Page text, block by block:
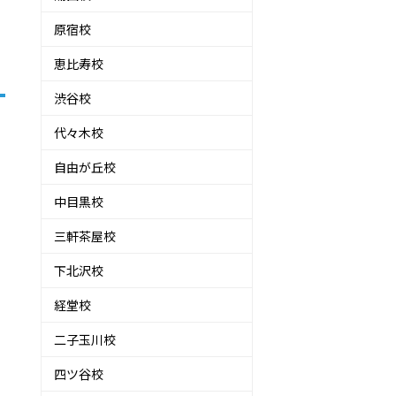
原宿校
恵比寿校
渋谷校
代々木校
自由が丘校
中目黒校
三軒茶屋校
下北沢校
経堂校
二子玉川校
四ツ谷校